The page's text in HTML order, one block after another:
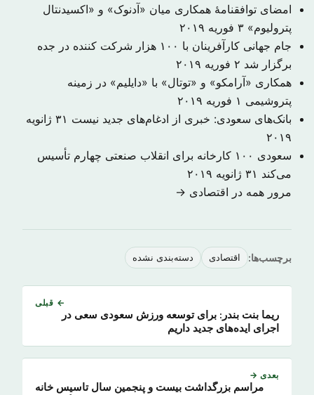
امضای توافقنامهٔ همکاری میان «آدنوک» و «اکسیدنتال
پترولیوم» ۳ فوریه ۲۰۱۹
جام جهانی کارآفرینان با ۱۰۰ هزار شرکت کننده در جده
برگزار شد ۲ فوریه ۲۰۱۹
همکاری «آرامکو» و «توتال» با «دایلیم» در زمینه
پتروشیمی ۱ فوریه ۲۰۱۹
بانک‌های سعودی: خبری از ادغام‌های جدید نیست
۳۱ ژانویه
۲۰۱۹
سعودی ۱۰۰ کارخانه برای انقلاب صنعتی چهارم تأسیس
می‌کند ۳۱ ژانویه ۲۰۱۹
مرور همه در اقتصادی →
برچسب‌ها: اقتصادی دسته‌بندی نشده
← قبلی
ریما بنت بندر: برای توسعه ورزش سعودی سعی در
اجرای ایده‌های جدید داریم
بعدی →
مراسم بزرگداشت بیست و پنجمین سال تاسیس خانه